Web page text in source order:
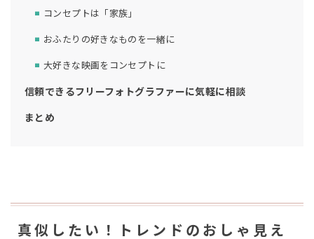
コンセプトは「家族」
おふたりの好きなものを一緒に
大好きな映画をコンセプトに
信頼できるフリーフォトグラファーに気軽に相談
まとめ
真似したい！トレンドのおしゃ見え